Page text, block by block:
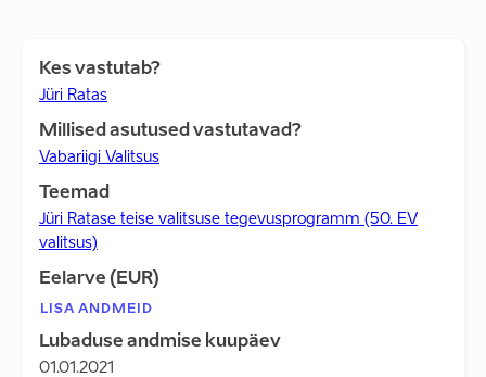
Kes vastutab?
Jüri Ratas
Millised asutused vastutavad?
Vabariigi Valitsus
Teemad
Jüri Ratase teise valitsuse tegevusprogramm (50. EV
valitsus)
Eelarve (EUR)
LISA ANDMEID
Lubaduse andmise kuupäev
01.01.2021